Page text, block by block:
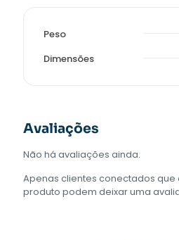
Peso
Dimensões
Avaliações
Não há avaliações ainda.
Apenas clientes conectados
produto podem deixar uma